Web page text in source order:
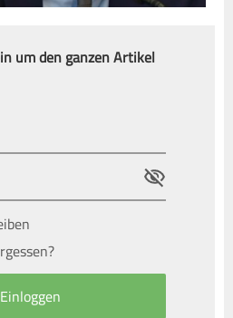
um den ganzen Artikel